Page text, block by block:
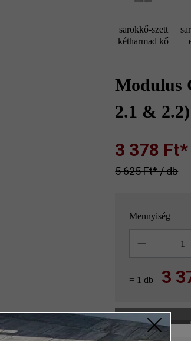
sarokkő-szett
kétharmad kő
Modulus
2.1 &
3 378
5 625 Ft‎‎‎* / db
Mennyiség
= 1 db 3